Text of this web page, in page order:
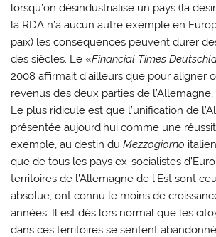
lorsqu’on désindustrialise un pays (la
la RDA n’a aucun autre exemple en
paix) les conséquences peuvent durer
des siècles. Le «Financial Times
2008 affirmait d’ailleurs que pour aligner
revenus des deux parties de l’Allemagne,
Le plus ridicule est que l’unification de
présentée aujourd’hui comme une
exemple, au destin duMezzogiorno
que de tous les pays ex-socialistes
territoires de l’Allemagne de l’Est sont
absolue, ont connu le moins de
années. Il est dès lors normal que les
dans ces territoires se sentent